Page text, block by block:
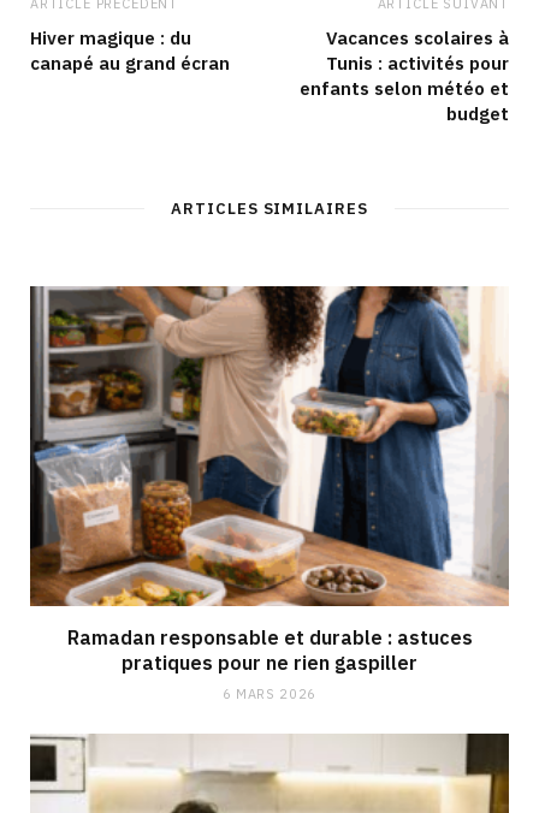
ARTICLE PRÉCÉDENT
Hiver magique : du
canapé au grand écran
ARTICLE SUIVANT
Vacances scolaires à
Tunis : activités pour
enfants selon météo et
budget
ARTICLES SIMILAIRES
Ramadan responsable et durable : astuces
pratiques pour ne rien gaspiller
6 MARS 2026